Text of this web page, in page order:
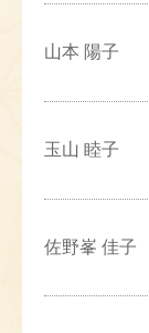
山本 陽子
玉山 睦子
佐野峯 佳子